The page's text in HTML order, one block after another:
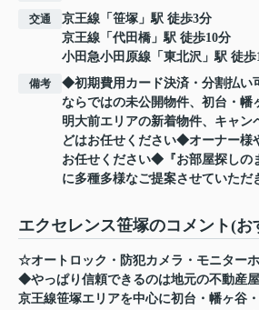
交通 京王線 「 笹塚 」駅 徒歩3分
京王線 「 代田橋 」駅 徒歩10分
小田急小田原線 「 東北沢 」駅 徒
備考
◆初期費用カード決済・分割払い
ならではの未公開物件、初台・幡
明大前エリアの新着物件、キャン
どはお任せください◆オーナー様
お任せください◆『お部屋探しの
に多種多様なご提案させていた
エクセレンス笹塚のコメント(お
☆オートロック・防犯カメラ・モニター
◆やっぱり信頼できるのは地元の不動産
京王線笹塚エリアを中心に初台・幡ヶ谷